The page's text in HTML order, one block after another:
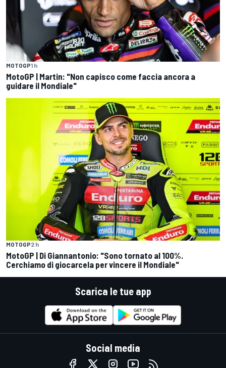
MOTOGP1 h
MotoGP | Martin: "Non capisco come faccia ancora a
guidare il Mondiale"
MOTOGP2 h
MotoGP | Di Giannantonio: "Sono tornato al 100%.
Cerchiamo di giocarcela per vincere il Mondiale"
Scarica le tue app
Social media